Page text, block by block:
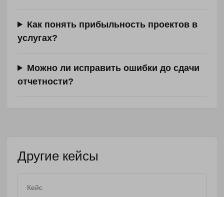
Как понять прибыльность проектов в
услугах?
Можно ли исправить ошибки до сдачи
отчетности?
Другие кейсы
Кейс